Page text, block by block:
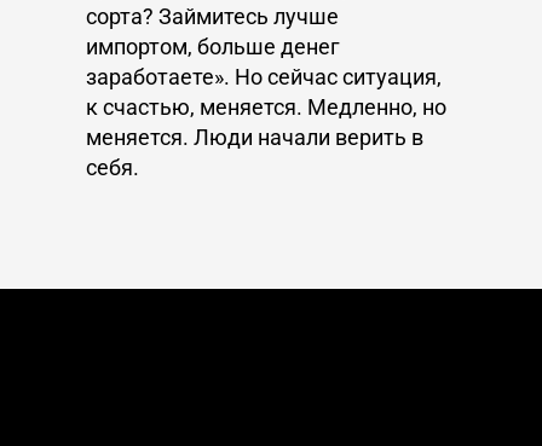
сорта? Займитесь лучше
импортом, больше денег
заработаете». Но сейчас ситуация,
к счастью, меняется. Медленно, но
меняется. Люди начали верить в
себя.